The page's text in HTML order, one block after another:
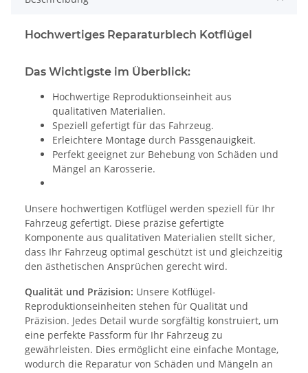
Hochwertiges Reparaturblech Kotflügel
Das Wichtigste im Überblick:
Hochwertige Reproduktionseinheit aus
qualitativen Materialien.
Speziell gefertigt für das Fahrzeug.
Erleichtere Montage durch Passgenauigkeit.
Perfekt geeignet zur Behebung von Schäden und
Mängel an Karosserie.
Unsere hochwertigen Kotflügel werden speziell für Ihr
Fahrzeug gefertigt. Diese präzise gefertigte
Komponente aus qualitativen Materialien stellt sicher,
dass Ihr Fahrzeug optimal geschützt ist und gleichzeitig
den ästhetischen Ansprüchen gerecht wird.
Qualität und Präzision: Unsere Kotflügel-
Reproduktionseinheiten stehen für Qualität und
Präzision. Jedes Detail wurde sorgfältig konstruiert, um
eine perfekte Passform für Ihr Fahrzeug zu
gewährleisten. Dies ermöglicht eine einfache Montage,
wodurch die Reparatur von Schäden und Mängeln an